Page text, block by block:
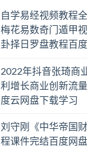
自学易经视频教程
梅花易数奇门遁甲
卦择日罗盘教程百
2022年抖音张琦商
利增长商业创新流
度云网盘下载学习
刘守刚《中华帝国
程课件完结百度网